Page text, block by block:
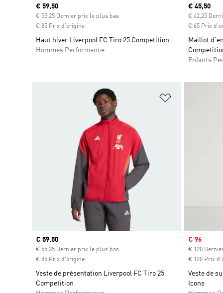
Prix actuel
€ 59,50
€ 55,25 Dernier prix le plus bas
€ 85 Prix d'origine
Haut hiver Liverpool FC Tiro 25 Competition
Hommes Performance
Prix actuel
€ 45,50
€ 42,25
€ 65 Prix
Maillot
Enfants
Ajouter à la
Prix actuel
€ 59,50
€ 55,25 Dernier prix le plus bas
€ 85 Prix d'origine
Veste de présentation Liverpool FC Tiro 25
Competition
Prix soldé
€ 96
€ 120
€ 120 Prix
Veste de
Icons